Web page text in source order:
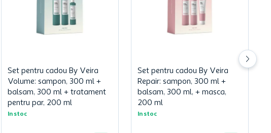
Set pentru cadou By Veira
Volume: sampon, 300 ml +
balsam, 300 ml + tratament
pentru par, 200 ml
In stoc
Set pentru cadou By Veira
Repair: sampon, 300 ml +
balsam, 300 ml, + masca,
200 ml
In stoc